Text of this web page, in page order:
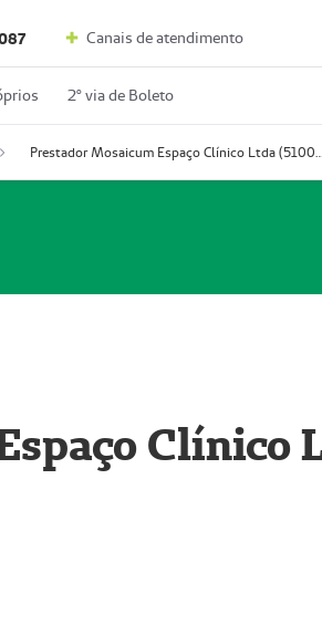
Canais de atendimento
2º via de Boleto
Prestador Mosaicum Espaço Clínico Ltda (51004352-0)
Clínico